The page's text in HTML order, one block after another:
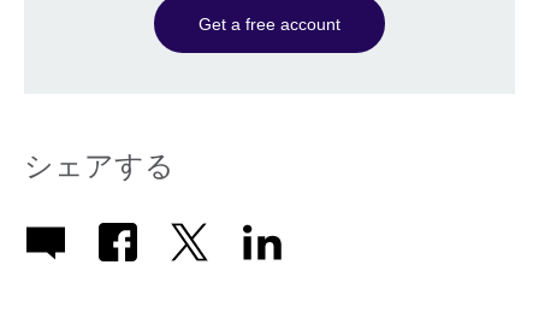
Get a free account
シェアする